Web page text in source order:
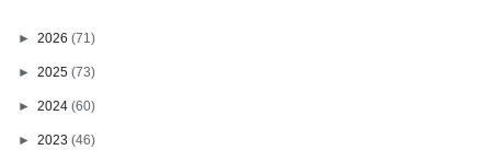
► 2026 (71)
► 2025 (73)
► 2024 (60)
► 2023 (46)